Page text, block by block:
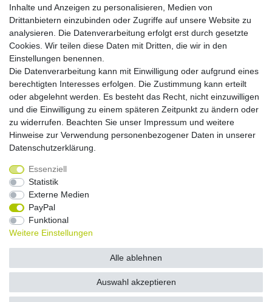
Zahlungsmöglichkeiten
Versandkosten
Versandarten
Auslandsversand, Hochgebirgs- oder
Insellieferung
Widerrufs­recht
Daten­schutz­erklärung
Inhalte und Anzeigen zu personalisieren, Medien von
Drittanbietern einzubinden oder Zugriffe auf unsere Website zu
analysieren. Die Datenverarbeitung erfolgt erst durch gesetzte
Cookies. Wir teilen diese Daten mit Dritten, die wir in den
Einstellungen benennen.
Die Datenverarbeitung kann mit Einwilligung oder aufgrund eines
berechtigten Interesses erfolgen. Die Zustimmung kann erteilt
oder abgelehnt werden. Es besteht das Recht, nicht einzuwilligen
und die Einwilligung zu einem späteren Zeitpunkt zu ändern oder
zu widerrufen. Beachten Sie unser Impressum und weitere
Hinweise zur Verwendung personenbezogener Daten in unserer
Daten­schutz­erklärung
Essenziell
Statistik
Externe Medien
PayPal
Funktional
Weitere Einstellungen
Alle ablehnen
Auswahl akzeptieren